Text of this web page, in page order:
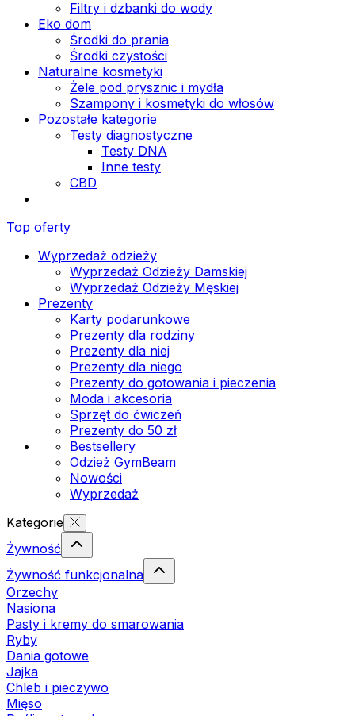
Filtry i dzbanki do wody
Eko dom
Środki do prania
Środki czystości
Naturalne kosmetyki
Żele pod prysznic i mydła
Szampony i kosmetyki do włosów
Pozostałe kategorie
Testy diagnostyczne
Testy DNA
Inne testy
CBD
Top oferty
Wyprzedaż odzieży
Wyprzedaż Odzieży Damskiej
Wyprzedaż Odzieży Męskiej
Prezenty
Karty podarunkowe
Prezenty dla rodziny
Prezenty dla niej
Prezenty dla niego
Prezenty do gotowania i pieczenia
Moda i akcesoria
Sprzęt do ćwiczeń
Prezenty do 50 zł
Bestsellery
Odzież GymBeam
Nowości
Wyprzedaż
Kategorie
Żywność
Żywność funkcjonalna
Orzechy
Nasiona
Pasty i kremy do smarowania
Ryby
Dania gotowe
Jajka
Chleb i pieczywo
Mięso